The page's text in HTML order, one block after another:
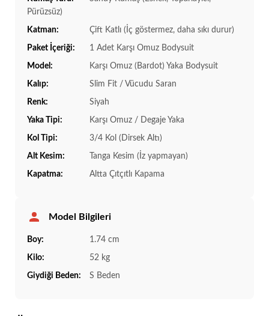
Pürüzsüz)
Katman: Çift Katlı (İç göstermez, daha sıkı durur)
Paket İçeriği: 1 Adet Karşı Omuz Bodysuit
Model: Karşı Omuz (Bardot) Yaka Bodysuit
Kalıp: Slim Fit / Vücudu Saran
Renk: Siyah
Yaka Tipi: Karşı Omuz / Degaje Yaka
Kol Tipi: 3/4 Kol (Dirsek Altı)
Alt Kesim: Tanga Kesim (İz yapmayan)
Kapatma: Altta Çıtçıtlı Kapama
Model Bilgileri
Boy: 1.74 cm
Kilo: 52 kg
Giydiği Beden: S Beden